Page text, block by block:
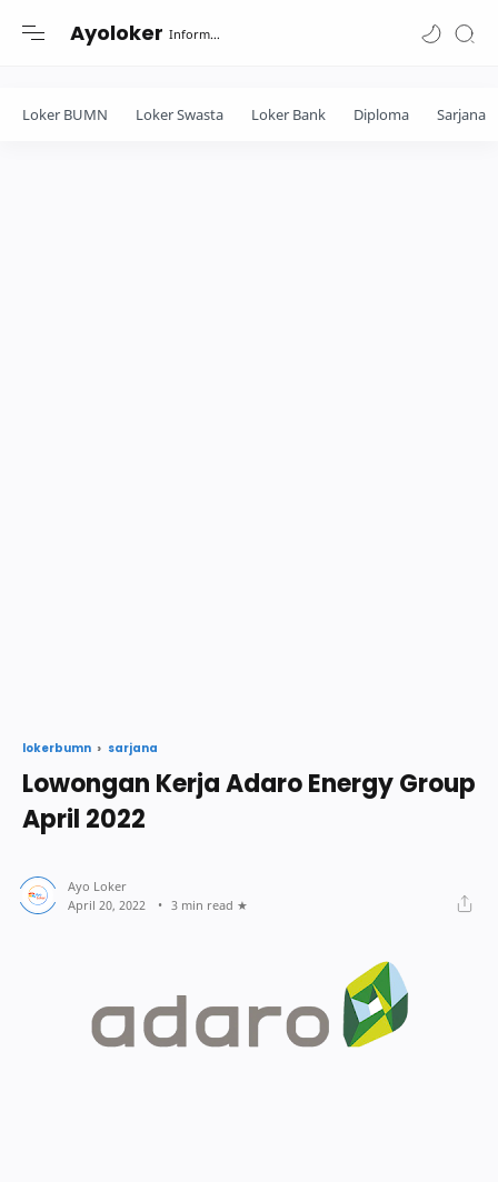
Ayoloker Informasi lowongan khusus Fresh Graduate lulusan Diploma-Sarjana....
Loker BUMN Loker Swasta Loker Bank Diploma Sarjana
lokerbumn sarjana
Lowongan Kerja Adaro Energy Group
April 2022
3 min read